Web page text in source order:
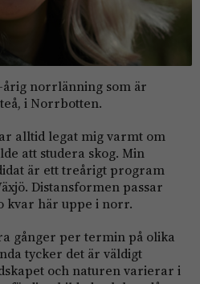
norrlänning som är
i Norrbotten.
alltid legat mig varmt om
att studera skog. Min
är ett treårigt program
Distansformen passar
kvar här uppe i norr.
gånger per termin på olika
tycker det är väldigt
och naturen varierar i